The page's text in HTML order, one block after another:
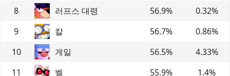
8
러프스 대령 56.9% 0.32%
9
칼 56.7% 0.86%
10
게일 56.5% 4.33%
11
벨 55.9% 1.4%